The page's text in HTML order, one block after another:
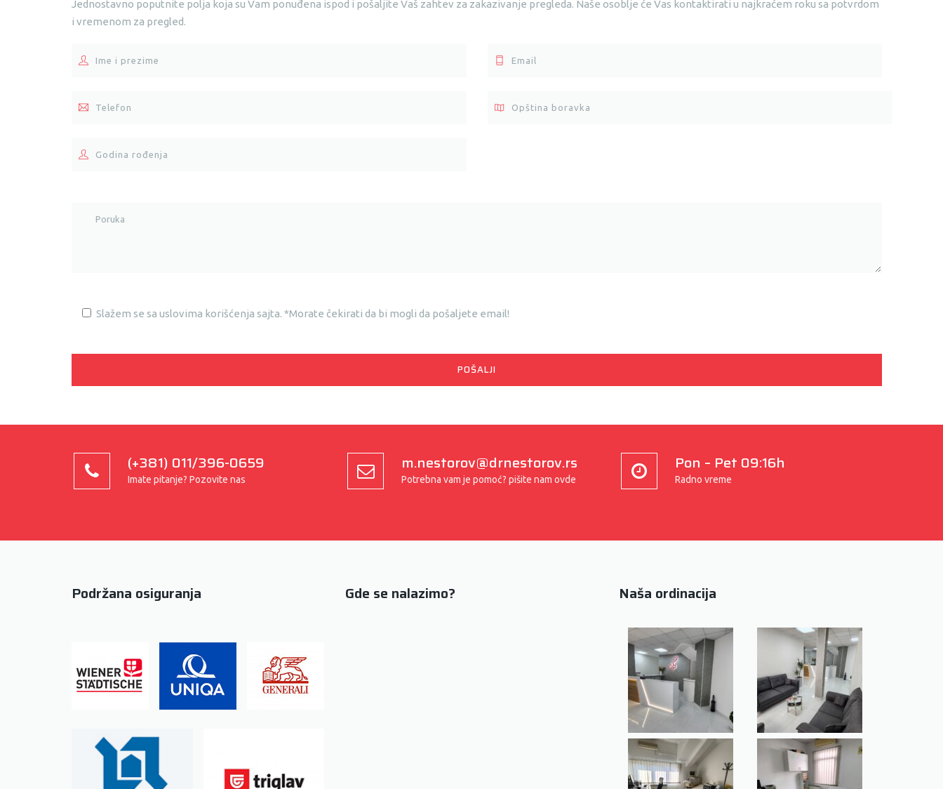
Jednostavno poputnite polja koja su Vam ponuđena ispod i pošaljite Vaš zahtev za zakazivanje pregleda. Naše osoblje će Vas kontaktirati u najkraćem roku sa potvrdom
i vremenom za pregled.
Slažem se sa uslovima korišćenja sajta. *Morate čekirati da bi mogli da pošaljete email!
(+381) 011/396-0659
Imate pitanje? Pozovite nas
m.nestorov@drnestorov.rs
Potrebna vam je pomoć? pišite nam ovde
Pon – Pet 09:16h
Radno vreme
Podržana osiguranja Gde se nalazimo? Naša ordinacija